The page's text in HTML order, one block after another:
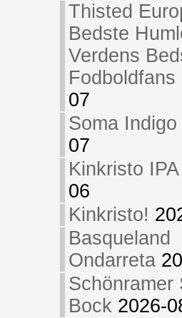
Thisted
Bedste
Verdens
Fodboldfans
07
Soma Indigo
07
Kinkristo IPA
06
Kinkristo!
Basqueland
Ondarreta
Schönramer
Bock 2026-